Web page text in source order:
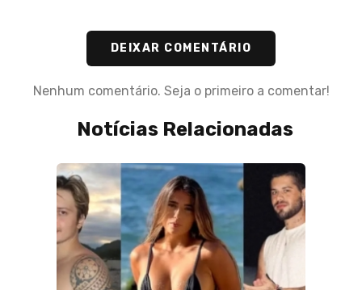
DEIXAR COMENTÁRIO
Nenhum comentário. Seja o primeiro a comentar!
Notícias Relacionadas